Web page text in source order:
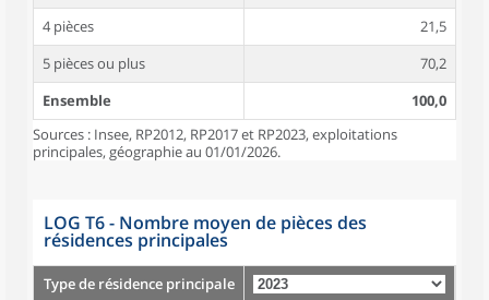
4 pièces
21,5
5 pièces ou plus
70,2
Ensemble
100,0
Sources : Insee, RP2012, RP2017 et RP2023, exploitations
principales, géographie au 01/01/2026.
LOG T6 - Nombre moyen de pièces des
résidences principales
Type de résidence principale